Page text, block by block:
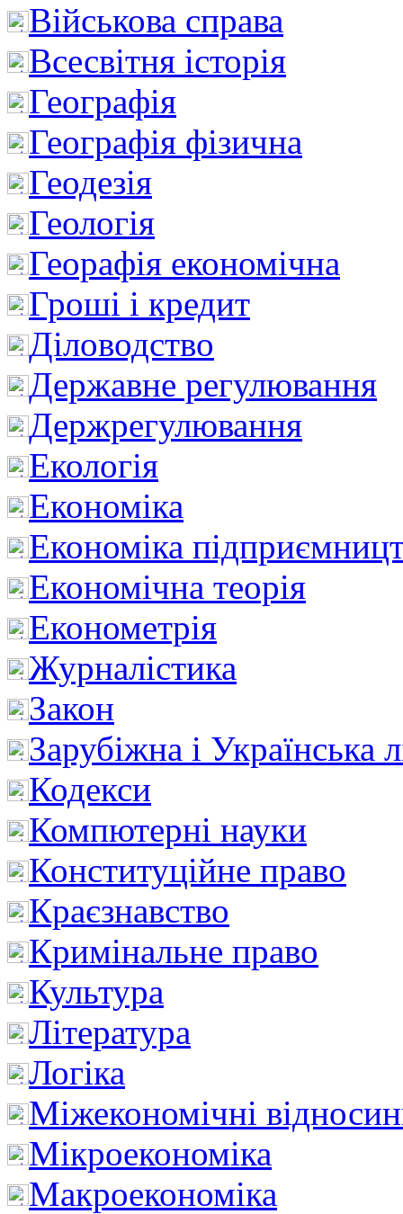
Військова справа
Всесвітня історія
Географія
Географія фізична
Геодезія
Геологія
Георафія економічна
Гроші і кредит
Діловодство
Державне регулювання
Держрегулювання
Екологія
Економіка
Економіка
Економічна теорія
Економетрія
Журналістика
Закон
Зарубіжна і Українська
Кодекси
Компютерні науки
Конституційне право
Краєзнавство
Кримінальне право
Культура
Література
Логіка
Міжекономічні
Мікроекономіка
Макроекономіка